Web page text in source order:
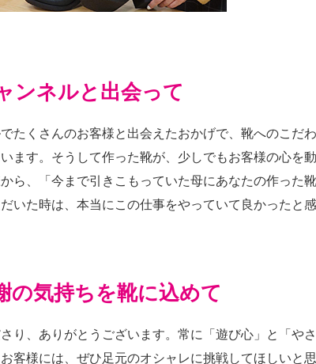
ンネルと出会って
たくさんのお客様と出会えたおかげで、靴へのこだ
ます。そうして作った靴が、少しでもお客様の心を
ら、「今まで引きこもっていた母にあなたの作った
いた時は、本当にこの仕事をやっていて良かったと感
の気持ちを靴に込めて
り、ありがとうございます。常に「遊び心」と「や
客様には、ぜひ足元のオシャレに挑戦してほしいと